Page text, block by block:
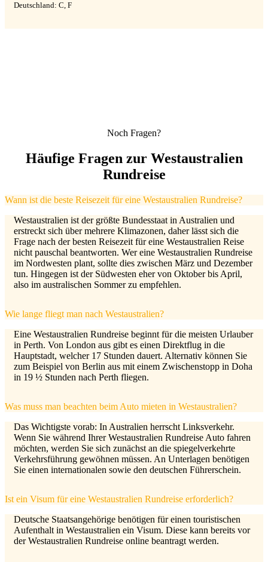
Deutschland: C, F
Noch Fragen?
Häufige Fragen zur Westaustralien
Rundreise
Wann ist die beste Reisezeit für eine Westaustralien Rundreise?
Westaustralien ist der größte Bundesstaat in Australien und
erstreckt sich über mehrere Klimazonen, daher lässt sich die
Frage nach der besten Reisezeit für eine Westaustralien Reise
nicht pauschal beantworten. Wer eine Westaustralien Rundreise
im Nordwesten plant, sollte dies zwischen März und Dezember
tun. Hingegen ist der Südwesten eher von Oktober bis April,
also im australischen Sommer zu empfehlen.
Wie lange fliegt man nach Westaustralien?
Eine Westaustralien Rundreise beginnt für die meisten Urlauber
in Perth. Von London aus gibt es einen Direktflug in die
Hauptstadt, welcher 17 Stunden dauert. Alternativ können Sie
zum Beispiel von Berlin aus mit einem Zwischenstopp in Doha
in 19 ½ Stunden nach Perth fliegen.
Was muss man beachten beim Auto mieten in Westaustralien?
Das Wichtigste vorab: In Australien herrscht Linksverkehr.
Wenn Sie während Ihrer Westaustralien Rundreise Auto fahren
möchten, werden Sie sich zunächst an die spiegelverkehrte
Verkehrsführung gewöhnen müssen. An Unterlagen benötigen
Sie einen internationalen sowie den deutschen Führerschein.
Ist ein Visum für eine Westaustralien Rundreise erforderlich?
Deutsche Staatsangehörige benötigen für einen touristischen
Aufenthalt in Westaustralien ein Visum. Diese kann bereits vor
der Westaustralien Rundreise online beantragt werden.